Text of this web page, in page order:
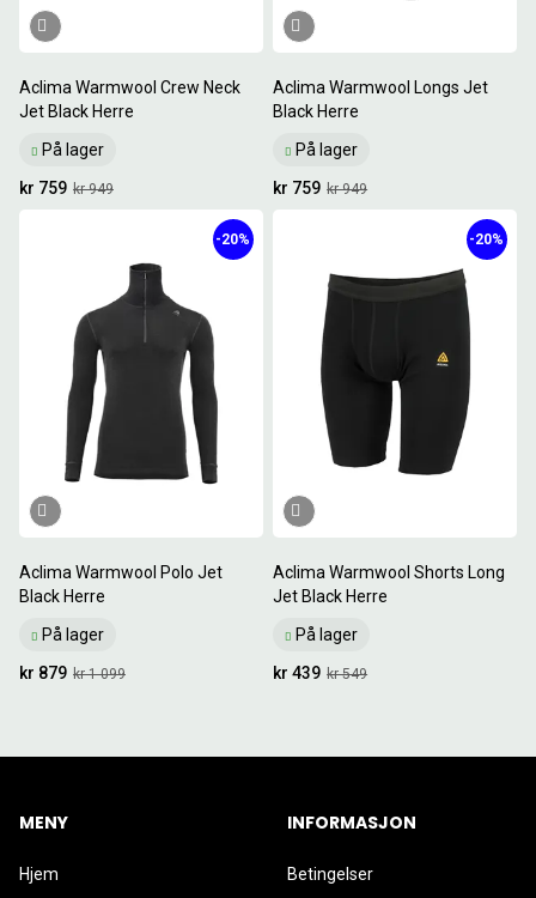
Aclima Warmwool Crew Neck
Jet Black Herre
På lager
kr 949
kr 759
Aclima Warmwool Longs Jet
Black Herre
På lager
kr 949
kr 759
Aclima Warmwool Polo Jet
Black Herre
På lager
-20%
kr 1 099
kr 879
Aclima Warmwool Shorts Long
Jet Black Herre
På lager
-20%
kr 549
kr 439
MENY
Hjem
INFORMASJON
Betingelser